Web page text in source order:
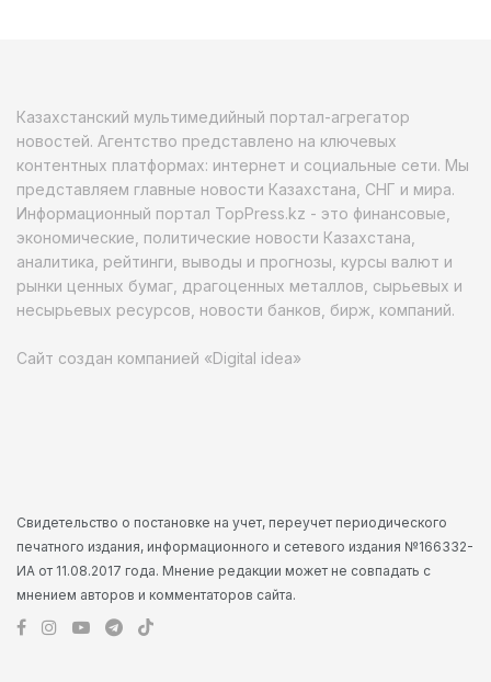
Казахстанский мультимедийный портал-агрегатор
новостей. Агентство представлено на ключевых
контентных платформах: интернет и социальные сети. Мы
представляем главные новости Казахстана, СНГ и мира.
Информационный портал TopPress.kz - это финансовые,
экономические, политические новости Казахстана,
аналитика, рейтинги, выводы и прогнозы, курсы валют и
рынки ценных бумаг, драгоценных металлов, сырьевых и
несырьевых ресурсов, новости банков, бирж, компаний.
Сайт создан компанией «Digital idea»
Свидетельство о постановке на учет, переучет периодического
печатного издания, информационного и сетевого издания №166332-
ИА от 11.08.2017 года. Мнение редакции может не совпадать с
мнением авторов и комментаторов сайта.